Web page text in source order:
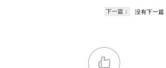
下一篇： 没有下一篇